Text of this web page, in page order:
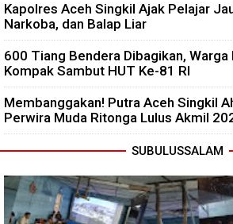
Kapolres Aceh Singkil Ajak Pelajar
Narkoba, dan Balap Liar
600 Tiang Bendera Dibagikan, Warga
Kompak Sambut HUT Ke-81 RI
Membanggakan! Putra Aceh Singkil
Perwira Muda Ritonga Lulus Akmil
SUBULUSSALAM